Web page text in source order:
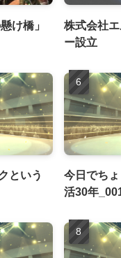
け橋」
株式会社
ー設立
という
今日でち
活30年